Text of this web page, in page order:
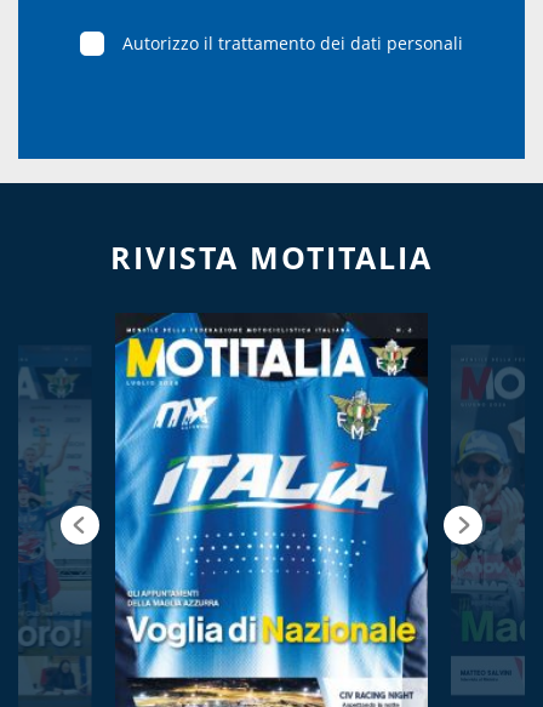
Autorizzo il trattamento dei dati personali
RIVISTA MOTITALIA